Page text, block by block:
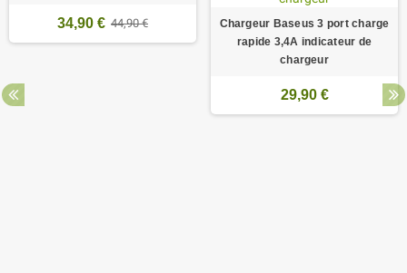
34,90 € 44,90 €
Chargeur Baseus 3 port charge
rapide 3,4A indicateur de
chargeur
29,90 €